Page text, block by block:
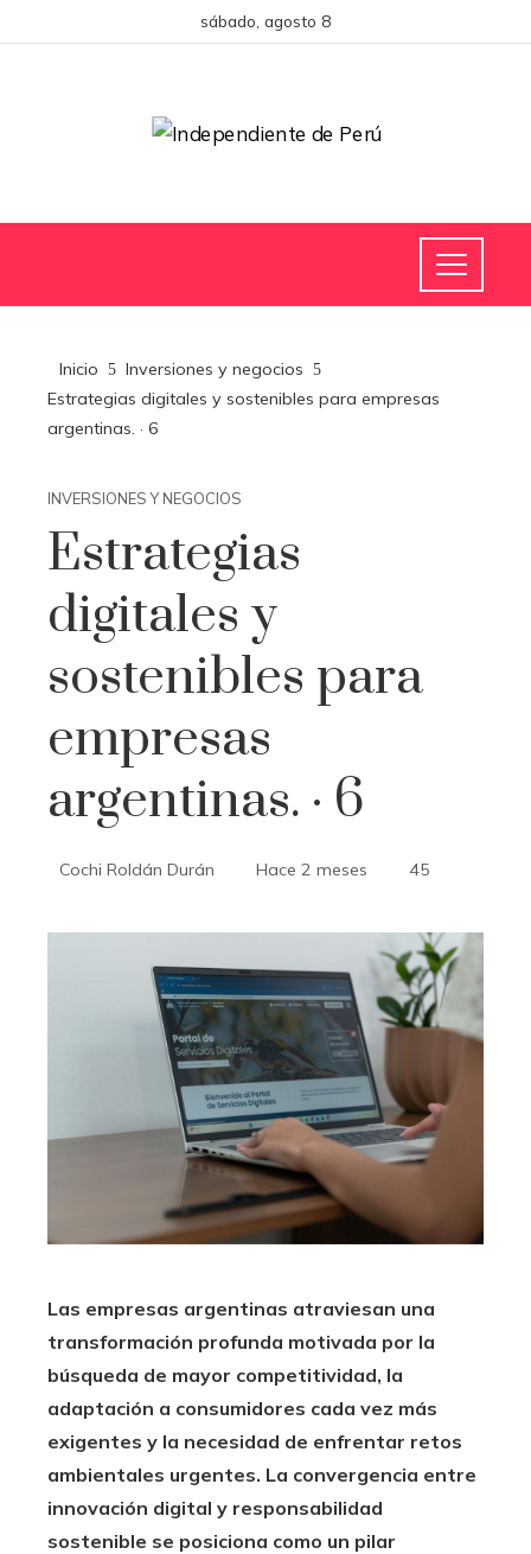
sábado, agosto 8
Inicio
Inversiones y negocios
Estrategias digitales y sostenibles para empresas
argentinas. · 6
INVERSIONES Y NEGOCIOS
Estrategias
digitales y
sostenibles para
empresas
argentinas. · 6
Cochi Roldán Durán Hace 2 meses 45
Las empresas argentinas atraviesan una
transformación profunda motivada por la
búsqueda de mayor competitividad, la
adaptación a consumidores cada vez más
exigentes y la necesidad de enfrentar retos
ambientales urgentes. La convergencia entre
innovación digital y responsabilidad
sostenible se posiciona como un pilar